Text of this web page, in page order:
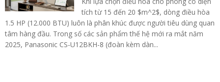
tích từ 15 đến 20 $m^2$, dòng điều hòa
1.5 HP (12.000 BTU) luôn là phân khúc được người tiêu dùng quan
tâm hàng đầu. Trong số các sản phẩm thế hệ mới ra mắt năm
2025, Panasonic CS-U12BKH-8 (đoàn kèm dàn...